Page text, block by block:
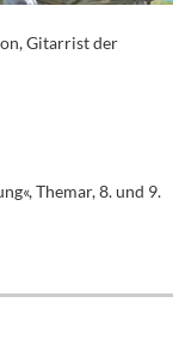
Gitarrist der
Themar, 8. und 9.